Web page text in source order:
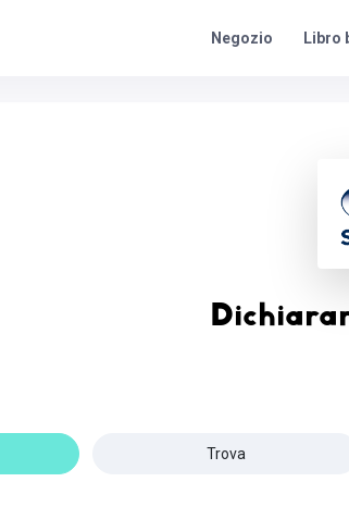
Negozio Libro
Trova